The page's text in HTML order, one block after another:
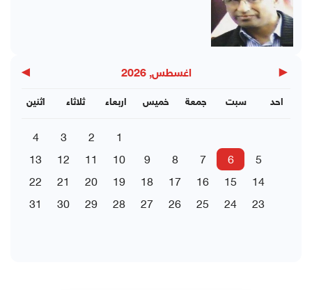
◀ اغسطس, 2026 ▶
اثنين ثلاثاء اربعاء خميس جمعة سبت احد
1
2
3
4
5
6
7
8
9
10
11
12
13
14
15
16
17
18
19
20
21
22
23
24
25
26
27
28
29
30
31